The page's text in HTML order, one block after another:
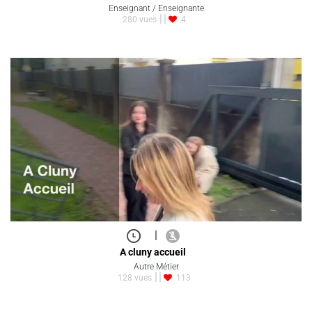
Enseignant / Enseignante
280 vues
4
A cluny accueil
Autre Métier
128 vues
113